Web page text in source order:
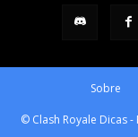
Sobre
© Clash Royale Dicas